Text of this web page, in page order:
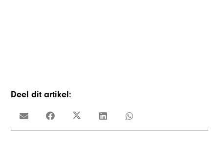
Deel dit artikel: